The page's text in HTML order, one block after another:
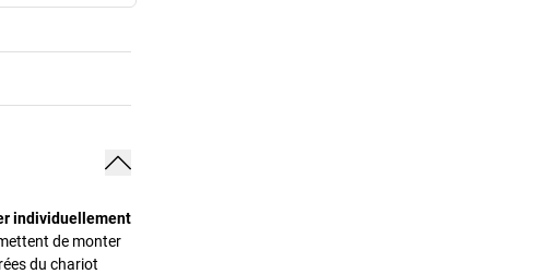
individuellement
de monter
du chariot